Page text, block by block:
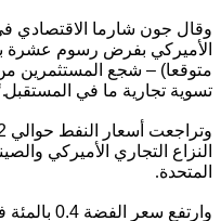
وقال جون شارما الاقتصادي في
متوقعا) – شجع المستثمرين
تسوية تجارية ما في المستقبل
النزاع التجاري الأميركي
المتحدة.